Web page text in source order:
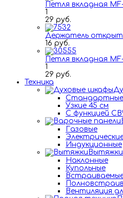
Петля вкладная
1
29 руб.
Держатель
16 руб.
Петля вкладная
1
29 руб.
Техника
Стандартные
Узкие 45 см
С функцией
Газовые
Индукционные
Вытяжки
Наклонные
Купольные
Вентиляция